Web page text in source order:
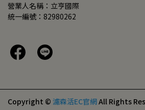
營業人名稱：立亨國際
統一編號：82980262
Copyright © 濾森活EC官網All Rights